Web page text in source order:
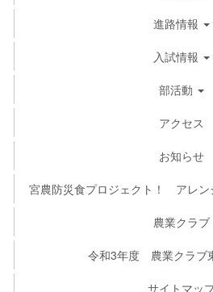
進路情報
入試情報
部活動
アクセス
お知らせ
宮農防災食プロジェクト！ アレン
農業クラブ
令和3年度 農業クラブ
サイトマッ